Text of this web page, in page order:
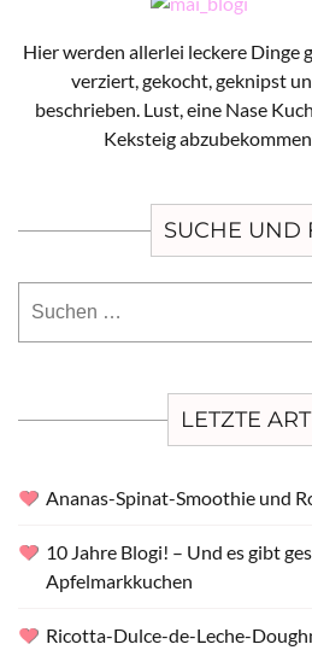
Hier werden allerlei leckere Dinge
verziert, gekocht, geknipst
beschrieben. Lust, eine Nase
Keksteig
SUCHE UND
LETZTE
Ananas-Spinat-Smoothie und
10 Jahre Blogi! – Und es gibt
Apfelmarkkuchen
Ricotta-Dulce-de-Leche-